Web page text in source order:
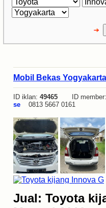
Mobil Bekas Yogyakarta
ID iklan: 49465 ID member:
se
0813 5667 0161
Jual: Toyota